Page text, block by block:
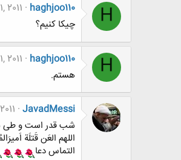
H
haghjoo110
2011
چیکا کنیم؟
H
haghjoo110
2011
هستم.
JavadMessi
شب قدر است و طی
اللهم العَن قَتلَة
التماس دعا